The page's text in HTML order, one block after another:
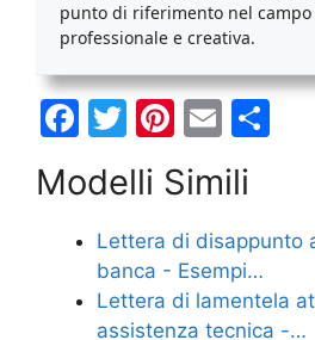
punto di riferimento nel
professionale e creativa.
F
c
e
b
o
T
w
itt
er
Pi
nt
er
e
st
E
m
ai
l
di
di
Modelli Simili
Lettera di disappunto
banca - Esempi…
Lettera di lamentela
assistenza tecnica -…